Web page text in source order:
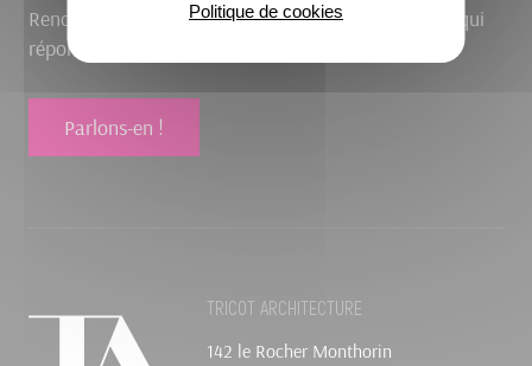
Rencontrons-nous pour bâtir ensemble le bâtiment qui
répond à vos envies.
Parlons-en !
TRICOT ARCHITECTURE
142 le Rocher Monthorin
Politique de cookies